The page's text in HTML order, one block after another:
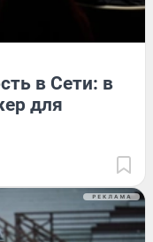
в Сети: в
для